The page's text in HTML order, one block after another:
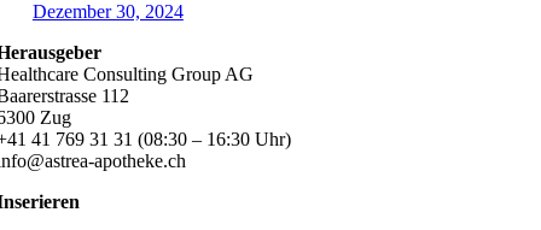
Dezember 30, 2024
Consulting Group AG
112
Zug
41 769 31 31 (08:30 – 16:30 Uhr)
apotheke.ch